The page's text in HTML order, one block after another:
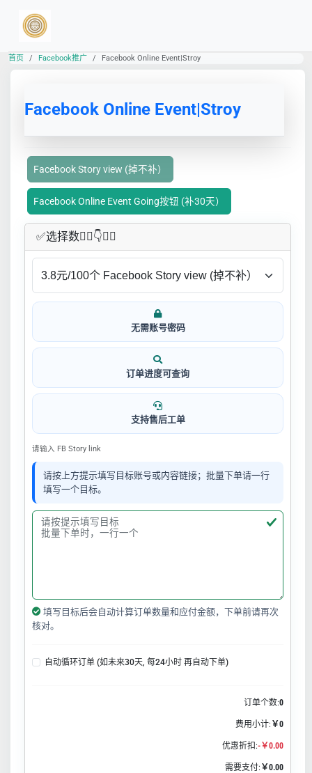
首页 Facebook推广 Facebook Online Event|Stroy
Facebook Online Event|Stroy
Facebook Story view (掉不补）
Facebook Online Event Going按钮 (补30天）
✅​选择数👇🏻​​👇👇🏻​​
无需账号密码
订单进度可查询
支持售后工单
请输入 FB Story link
请按上方提示填写目标账号或内容链接；批量下单请一行
填写一个目标。
填写目标后会自动计算订单数量和应付金额，下单前请再次
核对。
自动循环订单 (如未来30天, 每24小时 再自动下单)
订单个数:0
费用小计: ￥0
优惠折扣:-￥0.00
需要支付: ￥0.00